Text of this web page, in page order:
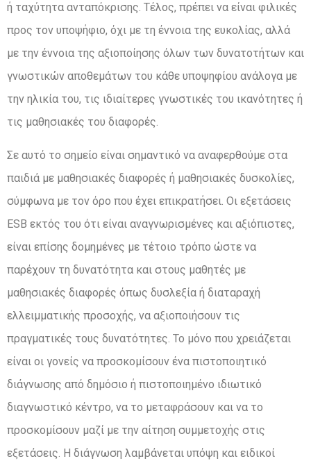
ή ταχύτητα ανταπόκρισης. Τέλος, πρέπει να είναι φιλικές
προς τον υποψήφιο, όχι με τη έννοια της ευκολίας, αλλά
με την έννοια της αξιοποίησης όλων των δυνατοτήτων και
γνωστικών αποθεμάτων του κάθε υποψηφίου ανάλογα με
την ηλικία του, τις ιδιαίτερες γνωστικές του ικανότητες ή
τις μαθησιακές του διαφορές.
Σε αυτό το σημείο είναι σημαντικό να αναφερθούμε στα
παιδιά με μαθησιακές διαφορές ή μαθησιακές δυσκολίες,
σύμφωνα με τον όρο που έχει επικρατήσει. Οι εξετάσεις
ESB εκτός του ότι είναι αναγνωρισμένες και αξιόπιστες,
είναι επίσης δομημένες με τέτοιο τρόπο ώστε να
παρέχουν τη δυνατότητα και στους μαθητές με
μαθησιακές διαφορές όπως δυσλεξία ή διαταραχή
ελλειμματικής προσοχής, να αξιοποιήσουν τις
πραγματικές τους δυνατότητες. Το μόνο που χρειάζεται
είναι οι γονείς να προσκομίσουν ένα πιστοποιητικό
διάγνωσης από δημόσιο ή πιστοποιημένο ιδιωτικό
διαγνωστικό κέντρο, να το μεταφράσουν και να το
προσκομίσουν μαζί με την αίτηση συμμετοχής στις
εξετάσεις. Η διάγνωση λαμβάνεται υπόψη και ειδικοί